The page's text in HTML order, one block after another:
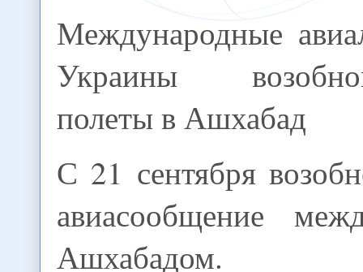
Международные
Украины
полеты в Ашхабад
С 21 сентября
авиасообщение
Ашхабадом.